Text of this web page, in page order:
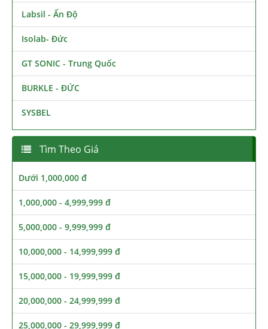
Labsil - Ấn Độ
Isolab- Đức
GT SONIC - Trung Quốc
BURKLE - ĐỨC
SYSBEL
Tìm Theo Giá
Dưới 1,000,000 đ
1,000,000 - 4,999,999 đ
5,000,000 - 9,999,999 đ
10,000,000 - 14,999,999 đ
15,000,000 - 19,999,999 đ
20,000,000 - 24,999,999 đ
25,000,000 - 29,999,999 đ